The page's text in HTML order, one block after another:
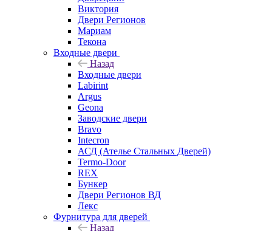
Виктория
Двери Регионов
Мариам
Текона
Входные двери
Назад
Входные двери
Labirint
Argus
Geona
Заводские двери
Bravo
Intecron
АСД (Ателье Стальных Дверей)
Termo-Door
REX
Бункер
Двери Регионов ВД
Лекс
Фурнитура для дверей
Назад